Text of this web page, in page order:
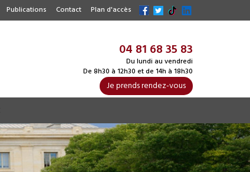
Publications Contact Plan d'accès
04 81 68 35 83
Du lundi au vendredi
De 8h30 à 12h30 et de 14h à 18h30
Je prends rendez-vous